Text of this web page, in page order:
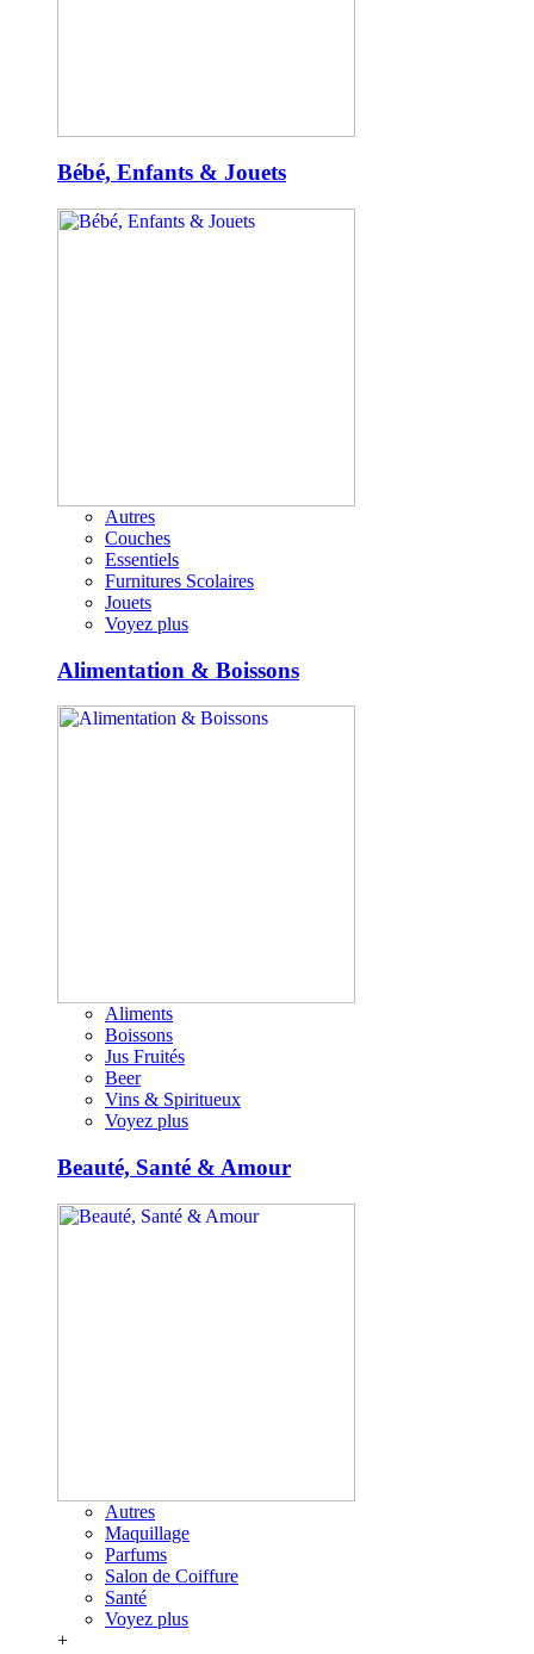
Bébé, Enfants & Jouets
Autres
Couches
Essentiels
Furnitures Scolaires
Jouets
Voyez plus
Alimentation & Boissons
Aliments
Boissons
Jus Fruités
Beer
Vins & Spiritueux
Voyez plus
Beauté, Santé & Amour
Autres
Maquillage
Parfums
Salon de Coiffure
Santé
Voyez plus
+